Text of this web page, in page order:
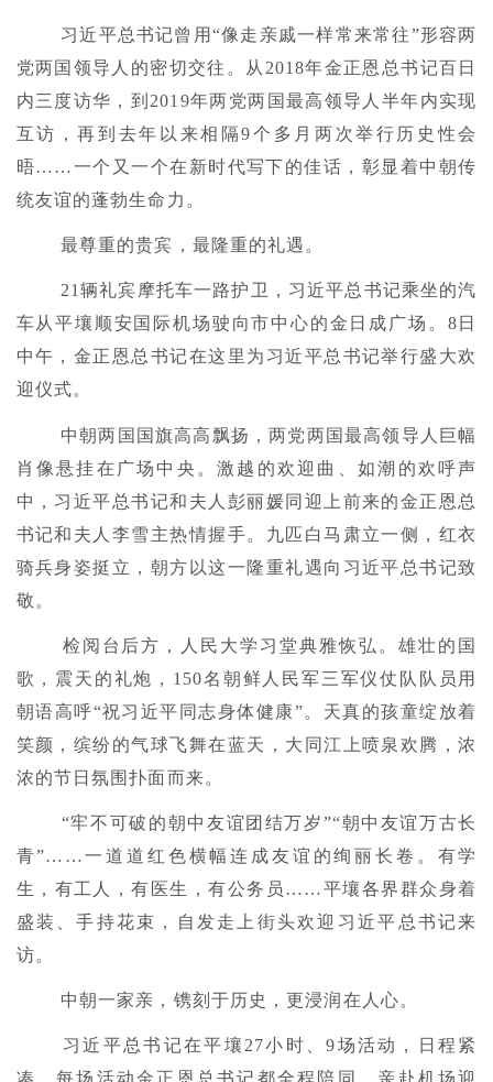
习近平总书记曾用“像走亲戚一样常来常往”形容两
党两国领导人的密切交往。从2018年金正恩总书记百日
内三度访华，到2019年两党两国最高领导人半年内实现
互访，再到去年以来相隔9个多月两次举行历史性会
晤……一个又一个在新时代写下的佳话，彰显着中朝传
统友谊的蓬勃生命力。
最尊重的贵宾，最隆重的礼遇。
21辆礼宾摩托车一路护卫，习近平总书记乘坐的汽
车从平壤顺安国际机场驶向市中心的金日成广场。8日
中午，金正恩总书记在这里为习近平总书记举行盛大欢
迎仪式。
中朝两国国旗高高飘扬，两党两国最高领导人巨幅
肖像悬挂在广场中央。激越的欢迎曲、如潮的欢呼声
中，习近平总书记和夫人彭丽媛同迎上前来的金正恩总
书记和夫人李雪主热情握手。九匹白马肃立一侧，红衣
骑兵身姿挺立，朝方以这一隆重礼遇向习近平总书记致
敬。
检阅台后方，人民大学习堂典雅恢弘。雄壮的国
歌，震天的礼炮，150名朝鲜人民军三军仪仗队队员用
朝语高呼“祝习近平同志身体健康”。天真的孩童绽放着
笑颜，缤纷的气球飞舞在蓝天，大同江上喷泉欢腾，浓
浓的节日氛围扑面而来。
“牢不可破的朝中友谊团结万岁”“朝中友谊万古长
青”……一道道红色横幅连成友谊的绚丽长卷。有学
生，有工人，有医生，有公务员……平壤各界群众身着
盛装、手持花束，自发走上街头欢迎习近平总书记来
访。
中朝一家亲，镌刻于历史，更浸润在人心。
习近平总书记在平壤27小时、9场活动，日程紧